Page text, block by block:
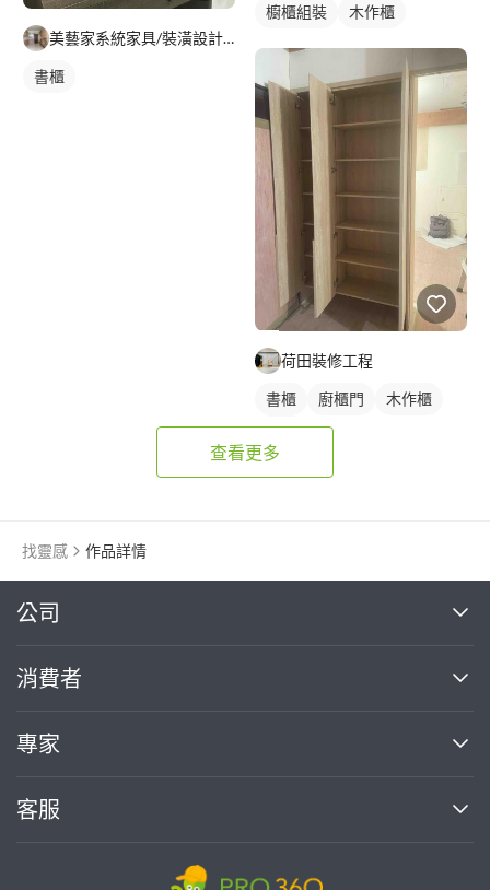
美藝家系統家具/裝潢設計/統包服務
書櫃
櫥櫃組裝 木作櫃
荷田裝修工程
書櫃 廚櫃門
木作櫃
衣櫃
查看更多
找靈感 作品詳情
公司
關於我們
部落格
加入我們
消費者
買服務
熱門服務
專家
案件中心
客服
繼續完成